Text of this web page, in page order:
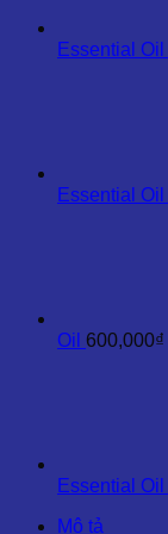
Essential Oil
Essential Oil
Oil 600,000₫
Essential Oil
Mô tả